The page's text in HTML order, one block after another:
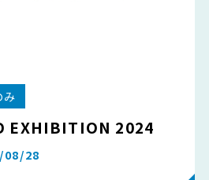
み
EXHIBITION 2024
08/28